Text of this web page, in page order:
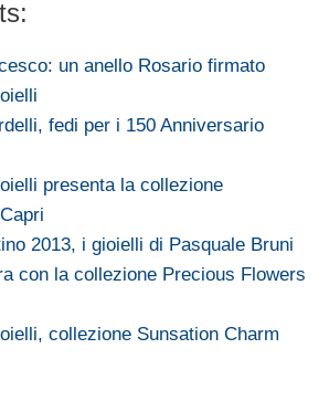
un anello Rosario firmato
fedi per i 150 Anniversario
presenta la collezione
2013, i gioielli di Pasquale Bruni
con la collezione Precious Flowers
collezione Sunsation Charm